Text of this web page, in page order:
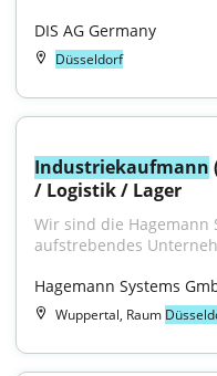
DIS AG Germany
Düsseldorf
Industriekaufmann
/ Logistik / Lager
Wir sind die Hagemann
aufstrebendes
Hagemann Systems
Wuppertal, Raum